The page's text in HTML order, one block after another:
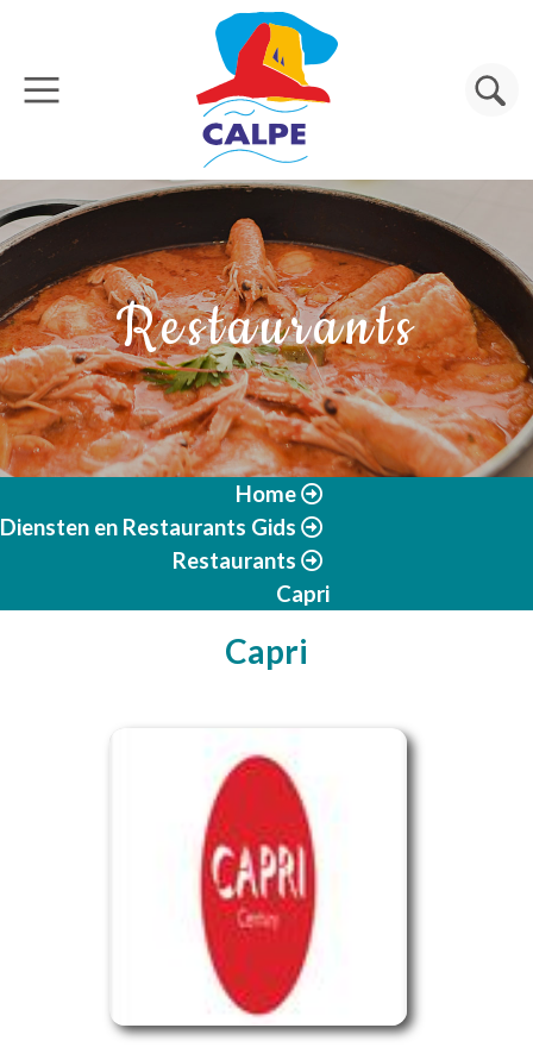
Overslaan en naar de inhoud gaan
Zoeken
Restaurants
Home
Diensten en Restaurants Gids
Restaurants
Capri
Capri